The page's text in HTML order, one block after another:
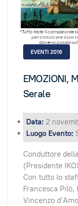
EVENTI 2016
EMOZIONI,
Serale
Data: 2
Luogo Evento:
Conduttore
(Presidente
Con tutto lo
Francesca Pilò,
Vincenzo